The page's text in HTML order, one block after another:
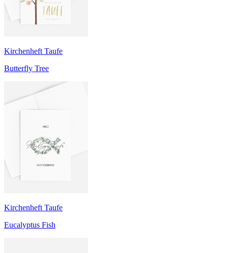
Kirchenheft Taufe
Butterfly Tree
Kirchenheft Taufe
Eucalyptus Fish